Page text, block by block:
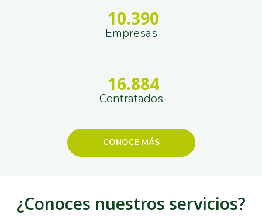
10.390
Empresas
16.884
Contratados
CONOCE MÁS
¿Conoces nuestros servicios?